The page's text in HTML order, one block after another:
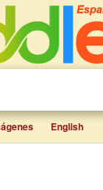
English